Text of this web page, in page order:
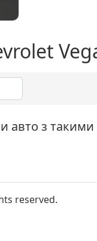
авто з
reserved.